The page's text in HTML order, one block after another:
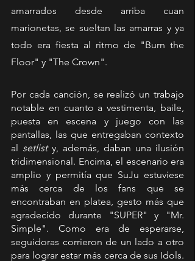
amarrados desde arriba cuan
marionetas, se sueltan las amarras y ya
todo era fiesta al ritmo de "Burn the
Floor" y "The Crown".
Por cada canción, se realizó un trabajo
notable en cuanto a vestimenta, baile,
puesta en escena y juego con las
pantallas, las que entregaban contexto
al setlist y, además, daban una ilusión
tridimensional. Encima, el escenario era
amplio y permitía que SuJu estuviese
más cerca de los fans que se
encontraban en platea, gesto más que
agradecido durante "SUPER" y "Mr.
Simple". Como era de esperarse,
seguidoras corrieron de un lado a otro
para lograr estar más cerca de sus Idols.